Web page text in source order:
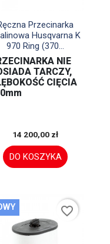
Szybki podgląd
Przecinarka
Husqvarna K
970 Ring (370...
NIE
TARCZY,
CIĘCIA
14 200,00 zł
DO KOSZYKA
favorite_border